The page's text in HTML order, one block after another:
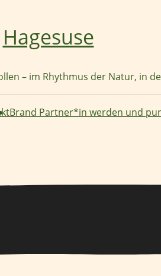
Hagesuse
– im Rhythmus der Natur, in
Brand Partner*in werden und